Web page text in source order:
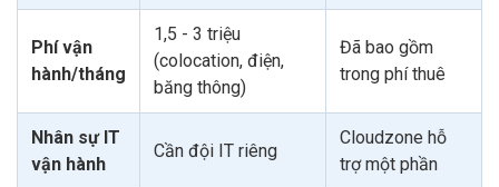
Phí vận
hành/tháng
1,5 - 3 triệu
(colocation, điện,
băng thông)
Đã bao gồm
trong phí thuê
Nhân sự IT
vận hành
Cần đội IT riêng
Cloudzone hỗ
trợ một phần